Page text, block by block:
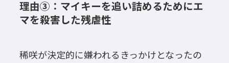
理由③：マイキーを追い詰めるためにエ
マを殺害した残虐性
稀咲が決定的に嫌われるきっかけとなったの